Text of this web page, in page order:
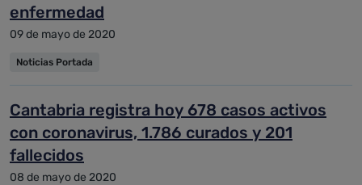
enfermedad
09 de mayo de 2020
Noticias Portada
Cantabria registra hoy 678 casos activos
con coronavirus, 1.786 curados y 201
fallecidos
08 de mayo de 2020